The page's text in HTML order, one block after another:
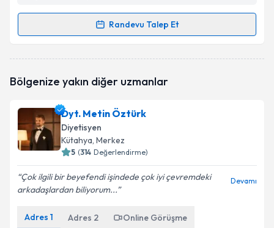
Randevu Talep Et
Randevu Takvimi Talebi
oluşturun. Size bu uzmandan randevu almanız için bir
E-posta Adresiniz
Kişisel verilerimin işlenmesine ilişkinAydınlatma
Metni'ni okudum ve kişisel verilerimin belirtilen
Bölgenize yakın diğer uzmanlar
Dyt. Metin Öztürk
Diyetisyen
Kütahya, Merkez
5 (314 Değerlendirme)
Çok ilgili bir beyefendi işindede çok iyi çevremdeki
arkadaşlardan biliyorum...
Devamı
Adres 1 Adres 2 Online Görüşme